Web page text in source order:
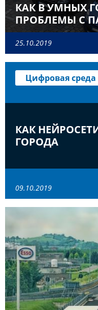
КАК В УМНЫХ
ПРОБЛЕМЫ С
25.10.2019
Цифровая среда
КАК
ГОРОДА
09.10.2019